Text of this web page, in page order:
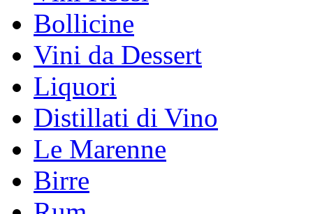
Bollicine
Vini da Dessert
Liquori
Distillati di Vino
Le Marenne
Birre